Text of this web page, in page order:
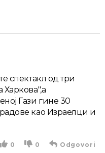
спектакл од три
Харкова",а
Гази гине 30
као Израелци и
0 0 Odgovori